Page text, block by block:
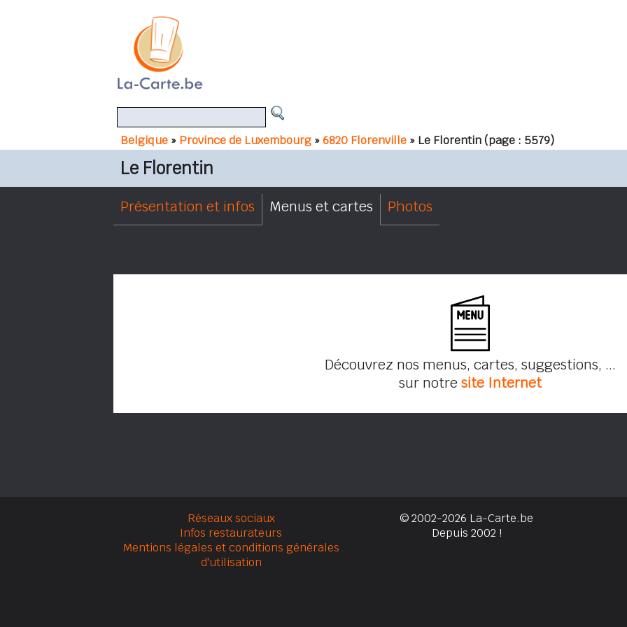
Belgique » Province de Luxembourg »6820 Florenville » Le Florentin(page : 5579)
Le Florentin
Présentation et infos Menus et cartes Photos
Découvrez nos menus, cartes, suggestions, ...
sur notre site Internet
Réseaux sociaux
Infos restaurateurs
Mentions légales et conditions générales
d'utilisation
© 2002-2026 La-Carte.be
Depuis 2002 !